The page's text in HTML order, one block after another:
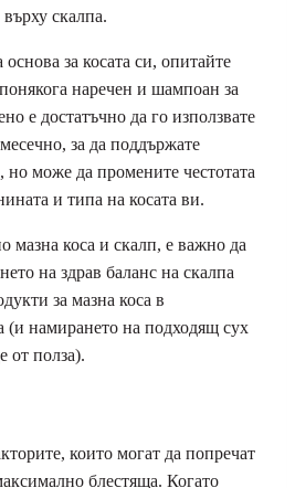
скалпа.
за косата си, опитайте
наречен и шампоан за
е достатъчно да го използвате
за да поддържате
но може да промените честотата
и типа на косата ви.
мазна коса и скалп, е важно да
на здрав баланс на скалпа
за мазна коса в
(и намирането на подходящ сух
от полза).
които могат да попречат
блестяща. Когато